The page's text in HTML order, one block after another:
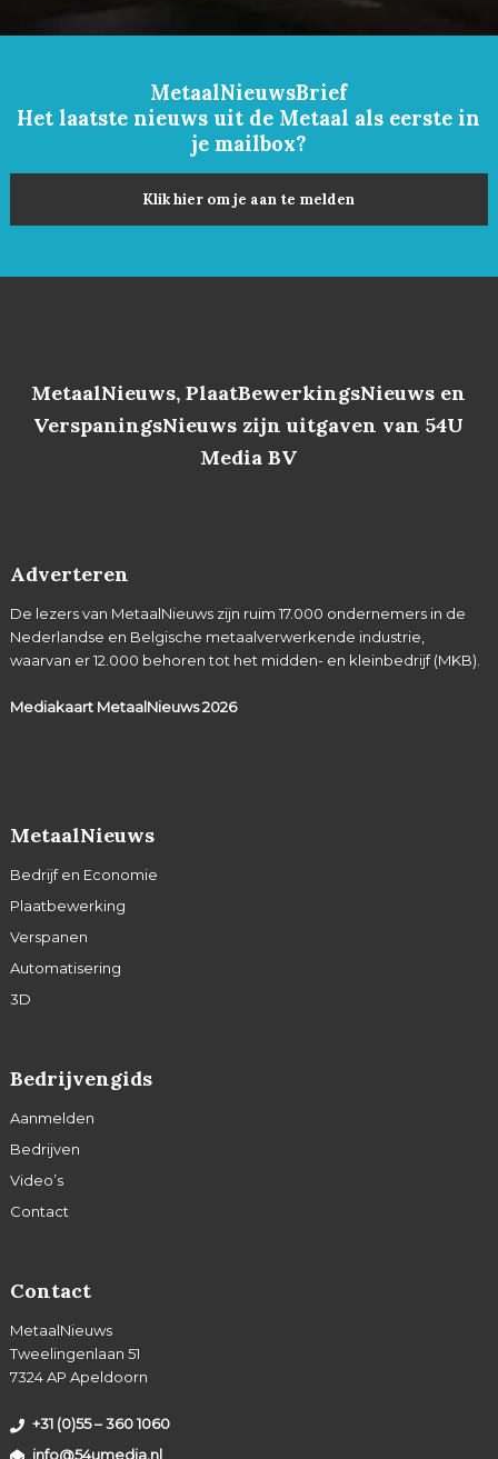
MetaalNieuwsBrief
Het laatste nieuws uit de Metaal als eerste in
je mailbox?
Klik hier om je aan te melden
MetaalNieuws, PlaatBewerkingsNieuws en
VerspaningsNieuws zijn uitgaven van 54U
Media BV
Adverteren
De lezers van MetaalNieuws zijn ruim 17.000 ondernemers in de
Nederlandse en Belgische metaalverwerkende industrie,
waarvan er 12.000 behoren tot het midden- en kleinbedrijf (MKB).
Mediakaart MetaalNieuws2026
MetaalNieuws
Bedrijf en Economie
Plaatbewerking
Verspanen
Automatisering
3D
Bedrijvengids
Aanmelden
Bedrijven
Video’s
Contact
Contact
MetaalNieuws
Tweelingenlaan 51
7324 AP Apeldoorn
+31 (0)55 – 360 1060
info@54umedia.nl